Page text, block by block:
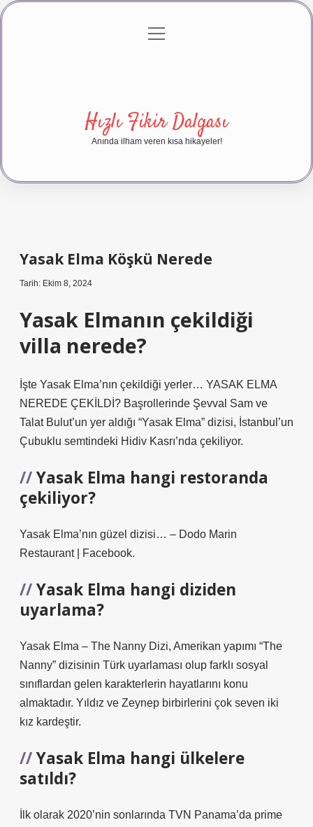
Gizlilik Politikası
menüyü
Hızlı Fikir Dalgası
Anında ilham veren kısa hikayeler!
Yasak Elma Köşkü Nerede
Tarih: Ekim 8, 2024
Yasak Elmanın çekildiği
villa nerede?
İşte Yasak Elma’nın çekildiği yerler… YASAK ELMA
NEREDE ÇEKİLDİ? Başrollerinde Şevval Sam ve
Talat Bulut’un yer aldığı “Yasak Elma” dizisi, İstanbul’un
Çubuklu semtindeki Hidiv Kasrı’nda çekiliyor.
Yasak Elma hangi restoranda
çekiliyor?
Yasak Elma’nın güzel dizisi… – Dodo Marin
Restaurant | Facebook.
Yasak Elma hangi diziden
uyarlama?
Yasak Elma – The Nanny Dizi, Amerikan yapımı “The
Nanny” dizisinin Türk uyarlaması olup farklı sosyal
sınıflardan gelen karakterlerin hayatlarını konu
almaktadır. Yıldız ve Zeynep birbirlerini çok seven iki
kız kardeştir.
Yasak Elma hangi ülkelere
satıldı?
İlk olarak 2020’nin sonlarında TVN Panama’da prime